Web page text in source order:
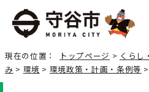
現在の位置： トップページ > くらし
み > 環境 > 環境政策・計画・条例等